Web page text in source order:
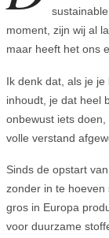
moment, zijn wij al
maar heeft het ons
Ik denk dat, als je
inhoudt, je dat heel
onbewust iets
volle verstand
Sinds de opstart
zonder in te
gros in Europa
voor duurzame